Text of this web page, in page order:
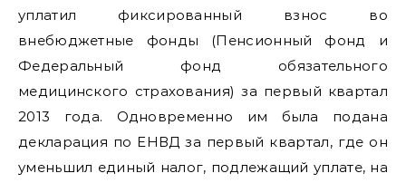
уплатил фиксированный взнос во
внебюджетные фонды (Пенсионный фонд и
Федеральный фонд обязательного
медицинского страхования) за первый квартал
2013 года. Одновременно им была подана
декларация по ЕНВД за первый квартал, где он
уменьшил единый налог, подлежащий уплате, на